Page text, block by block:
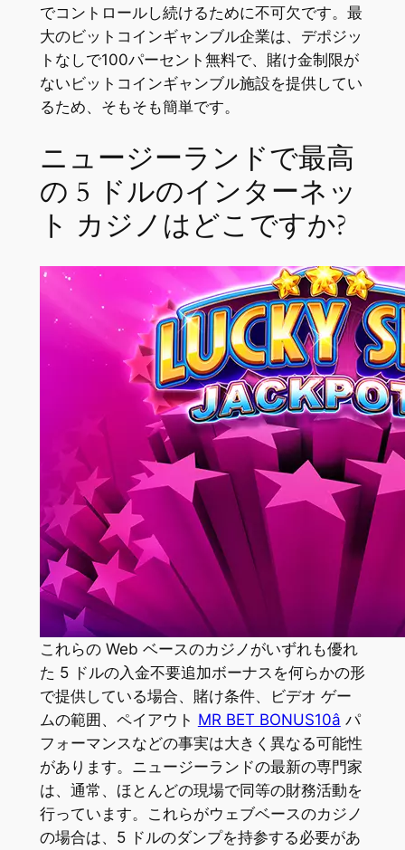
でコントロールし続けるために不可欠です。最
大のビットコインギャンブル企業は、デポジッ
トなしで100パーセント無料で、賭け金制限が
ないビットコインギャンブル施設を提供してい
るため、そもそも簡単です。
ニュージーランドで最高
の 5 ドルのインターネッ
ト カジノはどこですか?
これらの Web ベースのカジノがいずれも優れ
た 5 ドルの入金不要追加ボーナスを何らかの形
で提供している場合、賭け条件、ビデオ ゲー
ムの範囲、ペイアウト MR BET BONUS10â パ
フォーマンスなどの事実は大きく異なる可能性
があります。ニュージーランドの最新の専門家
は、通常、ほとんどの現場で同等の財務活動を
行っています。これらがウェブベースのカジノ
の場合は、5 ドルのダンプを持参する必要があ